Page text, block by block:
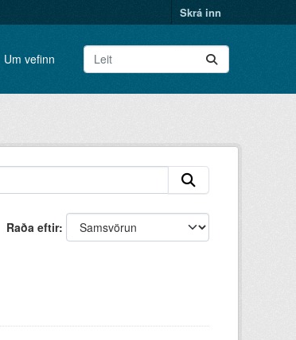
Skrá inn
Um vefinn
Raða eftir